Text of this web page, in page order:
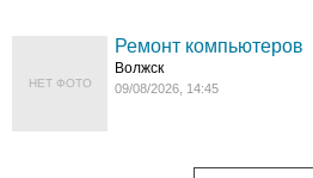
НЕТ ФОТО
Ремонт компьютеров
Волжск
09/08/2026, 14:45